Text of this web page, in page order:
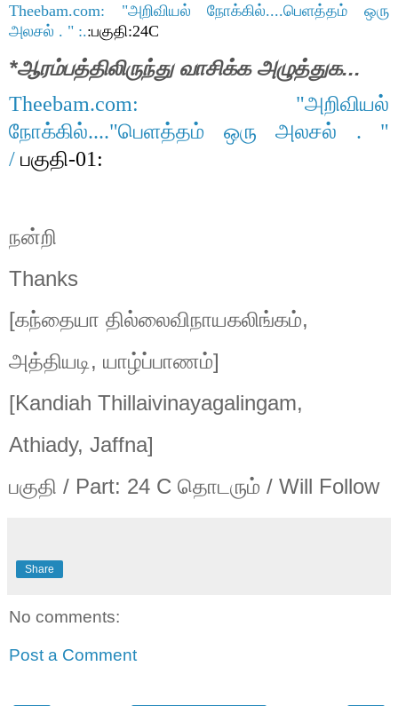
Theebam.com: "அறிவியல் நோக்கில்....பெளத்தம் ஒரு
அலசல் . " :.:பகுதி:24C
*ஆரம்பத்திலிருந்து வாசிக்க அழுத்துக...
Theebam.com: "அறிவியல்
நோக்கில்...."பெளத்தம் ஒரு அலசல் . "
/ பகுதி-01:
நன்றி
Thanks
[கந்தையா தில்லைவிநாயகலிங்கம்,
அத்தியடி, யாழ்ப்பாணம்]
[Kandiah Thillaivinayagalingam,
Athiady, Jaffna]
பகுதி / Part: 24 C தொடரும் / Will Follow
Share
No comments:
Post a Comment